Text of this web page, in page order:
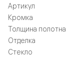
Артикул
Кромка
Толщина полотна
Отделка
Стекло